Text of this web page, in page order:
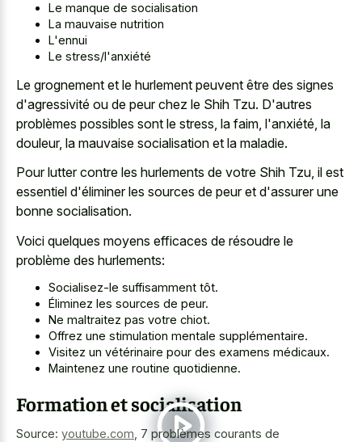
Le manque de socialisation
La mauvaise nutrition
L'ennui
Le stress/l'anxiété
Le grognement et le hurlement peuvent être des signes
d'agressivité ou de peur chez le Shih Tzu. D'autres
problèmes possibles sont le stress, la faim, l'anxiété, la
douleur, la mauvaise socialisation et la maladie.
Pour lutter contre les hurlements de votre Shih Tzu, il est
essentiel d'éliminer les sources de peur et d'assurer une
bonne socialisation.
Voici quelques moyens efficaces de résoudre le
problème des hurlements:
Socialisez-le suffisamment tôt.
Éliminez les sources de peur.
Ne maltraitez pas votre chiot.
Offrez une stimulation mentale supplémentaire.
Visitez un vétérinaire pour des examens médicaux.
Maintenez une routine quotidienne.
Formation et socialisation
Source: youtube.com 7 problèmes courants de